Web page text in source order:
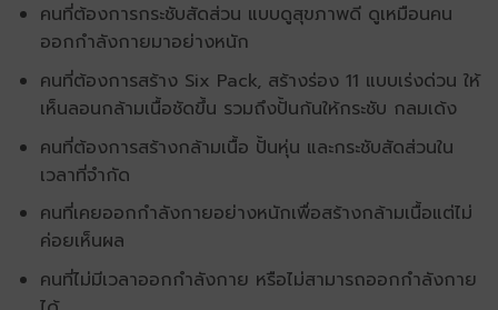
คนที่ต้องการกระชับสัดส่วน แบบดูสุขภาพดี ดูเหมือนคน
ออกกำลังกายมาอย่างหนัก
คนที่ต้องการสร้าง Six Pack, สร้างร่อง 11 แบบเร่งด่วน ให้
เห็นลอนกล้ามเนื้อชัดขึ้น รวมถึงปั้นก้นให้กระชับ กลมเด้ง
คนที่ต้องการสร้างกล้ามเนื้อ ปั้นหุ่น และกระชับสัดส่วนใน
เวลาที่จำกัด
คนที่เคยออกกำลังกายอย่างหนักเพื่อสร้างกล้ามเนื้อแต่ไม่
ค่อยเห็นผล
คนที่ไม่มีเวลาออกกำลังกาย หรือไม่สามารถออกกำลังกาย